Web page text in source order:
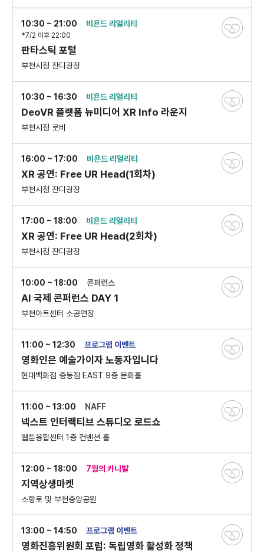
10:30 ~ 21:00
*7/2 이후 22:00
비욘드 리얼리티
판타스틱 포털
부천시청 잔디광장
10:30 ~ 16:30 비욘드 리얼리티
DeoVR 플랫폼 뉴미디어 XR Info 라운지
부천시청 로비
16:00 ~ 17:00 비욘드 리얼리티
XR 공연: Free UR Head(1회차)
부천시청 잔디광장
17:00 ~ 18:00 비욘드 리얼리티
XR 공연: Free UR Head(2회차)
부천시청 잔디광장
10:00 ~ 18:00 콘퍼런스
AI 국제 콘퍼런스 DAY 1
부천아트센터 소공연장
11:00 ~ 12:30 프로그램 이벤트
영화인은 예술가이자 노동자입니다
현대백화점 중동점 EAST 9층 문화홀
11:00 ~ 13:00 NAFF
넥스트 인터랙티브 스튜디오 로드쇼
웹툰융합센터 1층 컨벤션 홀
12:00 ~ 18:00 7월의 카니발
지역상생마켓
소향로 및 부천중앙공원
13:00 ~ 14:50 프로그램 이벤트
영화진흥위원회 포럼: 독립영화 활성화 정책